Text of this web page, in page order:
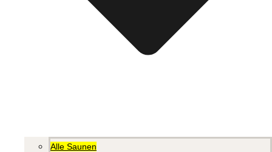
Alle Saunen